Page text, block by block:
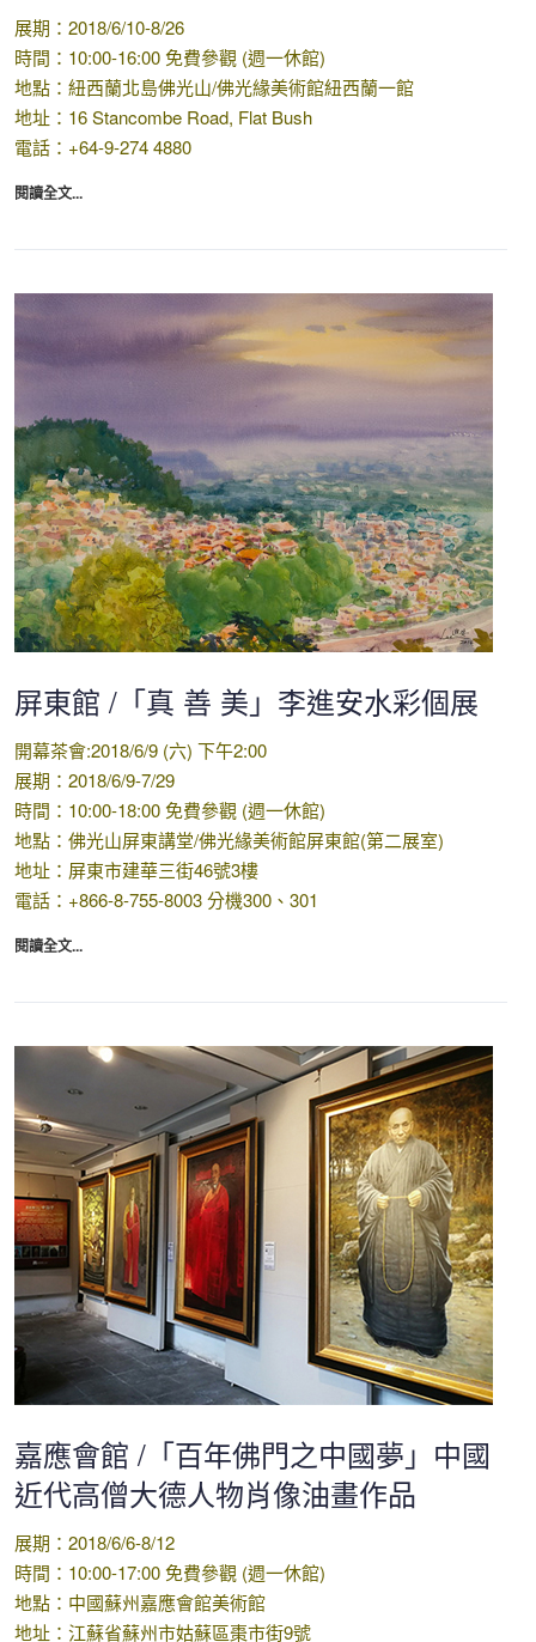
展期：2018/6/10-8/26
時間：10:00-16:00 免費參觀 (週一休館)
地點：紐西蘭北島佛光山/佛光緣美術館紐西蘭一館
地址：16 Stancombe Road, Flat Bush
電話：+64-9-274 4880
閱讀全文...
屏東館 /「真 善 美」李進安水彩個展
開幕茶會:2018/6/9 (六) 下午2:00
展期：2018/6/9-7/29
時間：10:00-18:00 免費參觀 (週一休館)
地點：佛光山屏東講堂/佛光緣美術館屏東館(第二展室)
地址：屏東市建華三街46號3樓
電話：+866-8-755-8003 分機300、301
閱讀全文...
嘉應會館 /「百年佛門之中國夢」中國
近代高僧大德人物肖像油畫作品
展期：2018/6/6-8/12
時間：10:00-17:00 免費參觀 (週一休館)
地點：中國蘇州嘉應會館美術館
地址：江蘇省蘇州市姑蘇區棗市街9號